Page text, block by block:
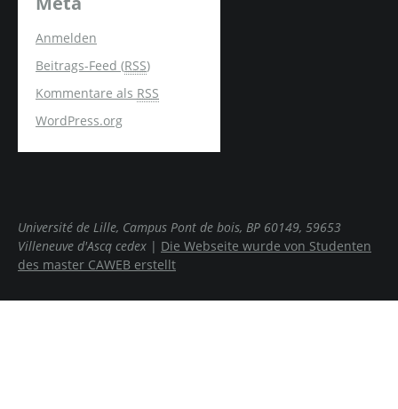
Anmelden
Beitrags-Feed (RSS)
Kommentare als RSS
WordPress.org
Université de Lille, Campus Pont de bois, BP 60149, 59653
Villeneuve d'Ascq cedex | Die Webseite wurde von Studenten
des master CAWEB erstellt